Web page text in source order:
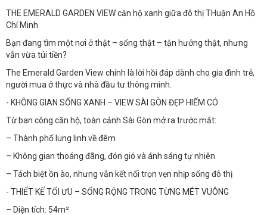
THE EMERALD GARDEN VIEW căn hộ xanh giữa đô thị THuận An Hồ
Chí Minh
Bạn đang tìm một nơi ở thật – sống thật – tận hưởng thật, nhưng
vẫn vừa túi tiền?
The Emerald Garden View chính là lời hồi đáp dành cho gia đình trẻ,
người mua ở thực và nhà đầu tư thông minh.
- KHÔNG GIAN SỐNG XANH – VIEW SÀI GÒN ĐẸP HIẾM CÓ
Từ ban công căn hộ, toàn cảnh Sài Gòn mở ra trước mắt:
– Thành phố lung linh về đêm
– Không gian thoáng đãng, đón gió và ánh sáng tự nhiên
– Tách biệt ồn ào, nhưng vẫn kết nối trọn vẹn nhịp sống đô thị
- THIẾT KẾ TỐI ƯU – SỐNG RỘNG TRONG TỪNG MÉT VUÔNG
– Diện tích: 54m²